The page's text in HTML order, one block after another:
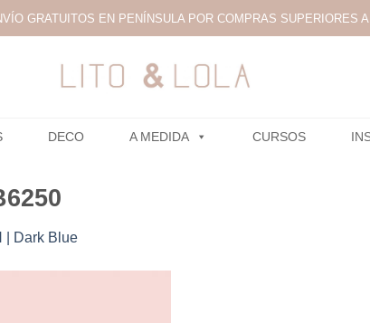
GRATUITOS EN PENÍNSULA POR COMPRAS SUPERIORES A
DECO A MEDIDA CURSOS
| Dark Blue